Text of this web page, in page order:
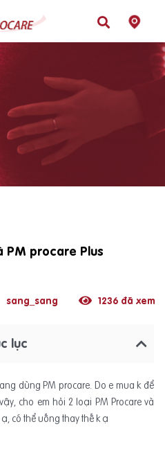
PM procare Plus
sang_sang 1236 đã xem
lục
dùng PM procare. Do e mua k để
cho em hỏi 2 loại PM Procare và
có thể uống thay thế k ạ